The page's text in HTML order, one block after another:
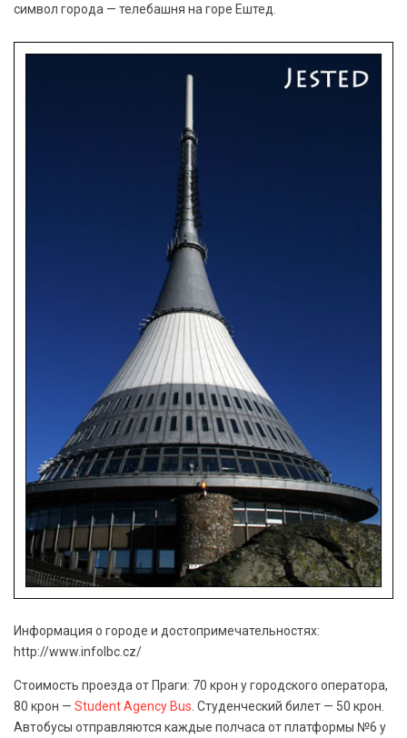
символ города — телебашня на горе Ештед.
Информация о городе и достопримечательностях:
http://www.infolbc.cz/
Стоимость проезда от Праги: 70 крон у городского оператора,
80 крон — Student Agency Bus . Студенческий билет — 50 крон.
Автобусы отправляются каждые полчаса от платформы №6 у